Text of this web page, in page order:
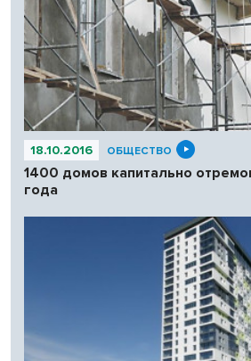
18.10.2016 ОБЩЕСТВО
1400 домов капитально
года